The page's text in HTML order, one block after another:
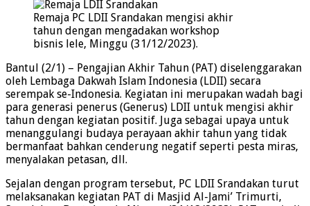
Remaja PC LDII Srandakan mengisi akhir
tahun dengan mengadakan workshop
bisnis lele, Minggu (31/12/2023).
Bantul (2/1) – Pengajian Akhir Tahun (PAT) diselenggarakan
oleh Lembaga Dakwah Islam Indonesia (LDII) secara
serempak se-Indonesia. Kegiatan ini merupakan wadah bagi
para generasi penerus (Generus) LDII untuk mengisi akhir
tahun dengan kegiatan positif. Juga sebagai upaya untuk
menanggulangi budaya perayaan akhir tahun yang tidak
bermanfaat bahkan cenderung negatif seperti pesta miras,
menyalakan petasan, dll.
Sejalan dengan program tersebut, PC LDII Srandakan turut
melaksanakan kegiatan PAT di Masjid Al-Jami’ Trimurti,